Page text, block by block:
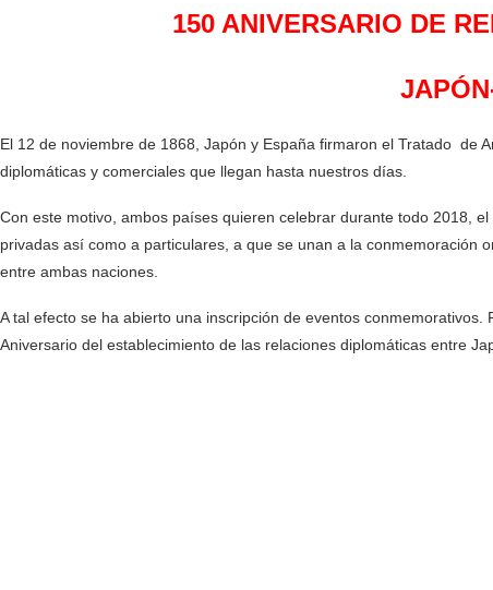
150 ANIVERSARIO DE
El 12 de noviembre de 1868, Japón y España firmaron el Tratado de
diplomáticas y comerciales que llegan hasta nuestros días.
Con este motivo, ambos países quieren celebrar durante todo 2018,
privadas así como a particulares, a que se unan a la conmemoración
entre ambas naciones.
A tal efecto se ha abierto una inscripción de eventos
Aniversario del establecimiento de las relaciones diplomáticas entre